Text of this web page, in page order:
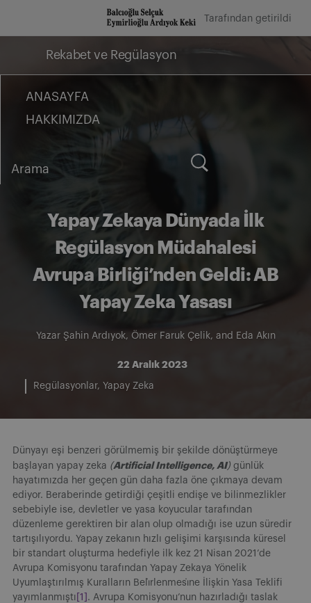
geç
Tarafından getirildi
Rekabet ve Regülasyon
ANASAYFA
HAKKIMIZDA
for:
Yapay Zekaya Dünyada İlk
Regülasyon Müdahalesi
Avrupa Birliği’nden Geldi: AB
Yapay Zeka Yasası
Yazar Şahin Ardıyok, Ömer Faruk Çelik, and Eda Akın
22 Aralık 2023
Regülasyonlar Yapay Zeka
Dünyayı eşi benzeri görülmemiş bir şekilde dönüştürmeye
başlayan yapay zeka (Artificial Intelligence, AI) günlük
hayatımızda her geçen gün daha fazla öne çıkmaya devam
ediyor. Beraberinde getirdiği çeşitli endişe ve bilinmezlikler
sebebiyle ise, devletler ve yasa koyucular tarafından
düzenleme gerektiren bir alan olup olmadığı ise uzun süredir
tartışılıyordu. Yapay zekanın hızlı gelişimi karşısında küresel
bir standart oluşturma hedefiyle ilk kez 21 Nisan 2021’de
Avrupa Komisyonu tarafından Yapay Zekaya Yönelik
Uyumlaştırılmış Kuralların Belı̇rlenmesı̇ne İlişkin Yasa Teklifi
yayımlanmıştı [1] . Avrupa Komisyonu’nun hazırladığı taslak